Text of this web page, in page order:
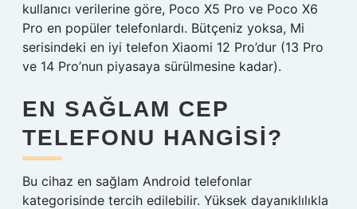
kullanıcı verilerine göre, Poco X5 Pro ve Poco X6
Pro en popüler telefonlardı. Bütçeniz yoksa, Mi
serisindeki en iyi telefon Xiaomi 12 Pro’dur (13 Pro
ve 14 Pro’nun piyasaya sürülmesine kadar).
EN SAĞLAM CEP
TELEFONU HANGISI?
Bu cihaz en sağlam Android telefonlar
kategorisinde tercih edilebilir. Yüksek dayanıklılıkla